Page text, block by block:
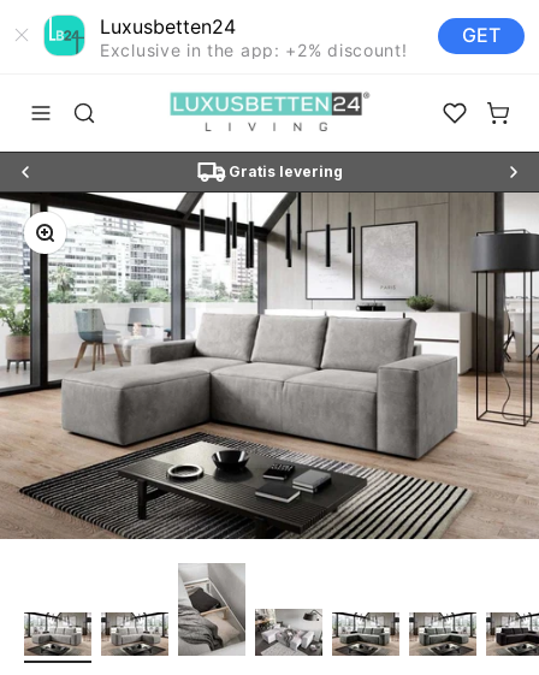
Luxusbetten24
Exclusive in the app: +2% discount!
GET
Doorgaan naar artikel
Navigatiemenu openen
Zoeken openen
Luxusbetten24
Open
Gratis levering
Afbeelding vergroten